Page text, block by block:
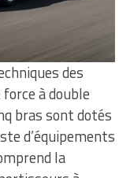
des
à double
bras sont dotés
d’équipements
la